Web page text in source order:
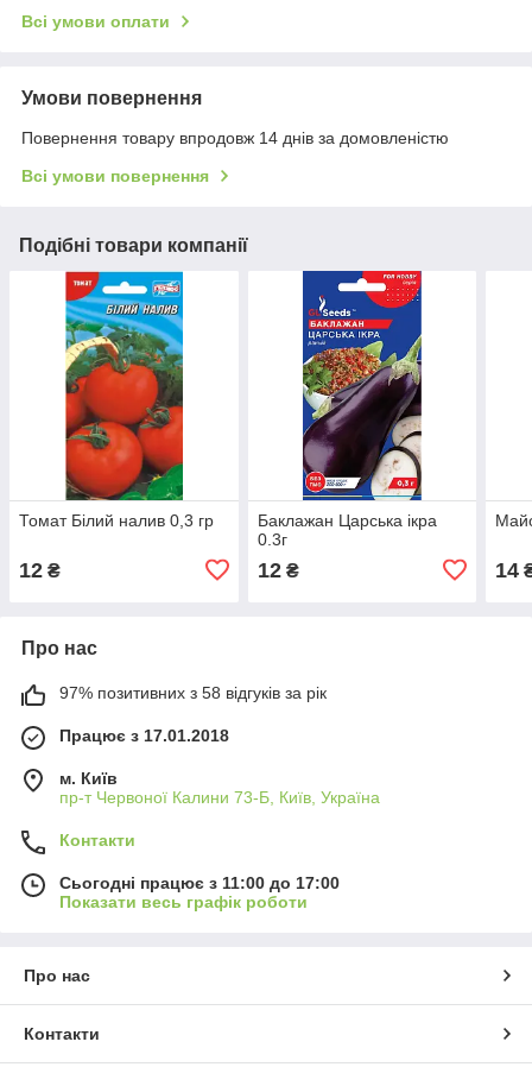
Всі умови оплати
Умови повернення
Повернення товару впродовж 14 днів за домовленістю
Всі умови повернення
Подібні товари компанії
Томат Білий налив 0,3 гр
12 ₴
Баклажан Царська ікра
0.3г
12₴ 14
Про нас
97% позитивних з 58 відгуків за рік
Працює з 17.01.2018
м. Київ
пр-т Червоної Калини 73-Б, Київ, Україна
Контакти
Сьогодні працює з 11:00 до 17:00
Показати весь графік роботи
Про нас
Контакти